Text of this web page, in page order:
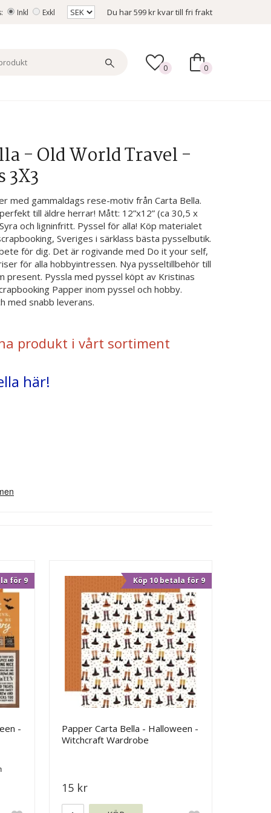
Inkl Exkl Du har599 krkvar till fri frakt
0 0
- Old World Travel -
med gammaldags rese-motiv från Carta Bella.
till äldre herrar! Mått: 12”x12” (ca 30,5 x
och ligninfritt. Pyssel för alla! Köp materialet
Sveriges i särklass bästa pysselbutik.
för dig. Det är rogivande med Do it your self,
för alla hobbyintressen. Nya pysseltillbehör till
present. Pyssla med pyssel köpt av Kristinas
Papper inom pyssel och hobby.
med snabb leverans.
produkt i vårt sortiment
här!
för 9
-
Köp 10 betala för 9
Papper Carta Bella - Halloween -
Witchcraft Wardrobe
15 kr